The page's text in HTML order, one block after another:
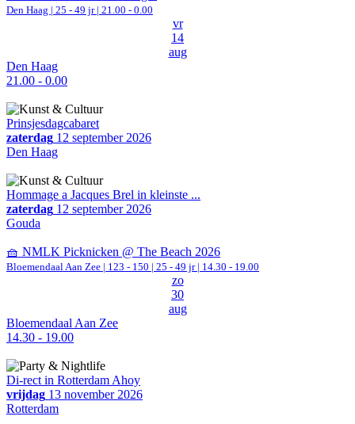
Den Haag | 25 - 49 jr | 21.00 - 0.00
vr
14
aug
Den Haag
21.00 - 0.00
Prinsjesdagcabaret
zaterdag 12 september 2026
Den Haag
Hommage a Jacques Brel in kleinste ...
zaterdag 12 september 2026
Gouda
🧺 NMLK Picknicken @ The Beach 2026
Bloemendaal Aan Zee | 123 - 150 | 25 - 49 jr | 14.30 - 19.00
zo
30
aug
Bloemendaal Aan Zee
14.30 - 19.00
Di-rect in Rotterdam Ahoy
vrijdag 13 november 2026
Rotterdam